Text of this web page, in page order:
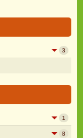
3
1
8